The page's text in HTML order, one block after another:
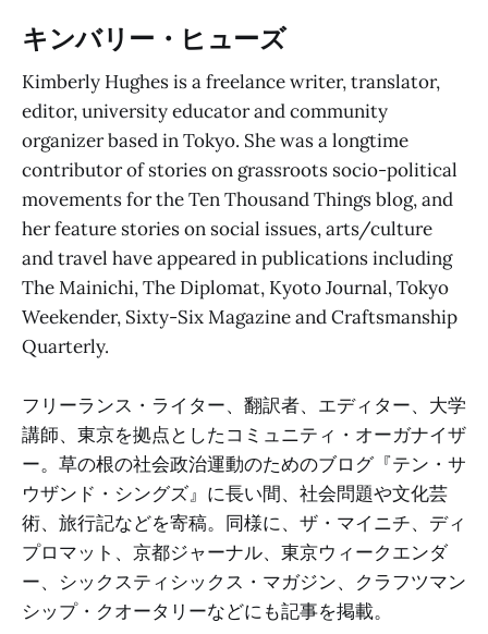
キンバリー・ヒューズ
Kimberly Hughes is a freelance writer, translator,
editor, university educator and community
organizer based in Tokyo. She was a longtime
contributor of stories on grassroots socio-political
movements for the Ten Thousand Things blog, and
her feature stories on social issues, arts/culture
and travel have appeared in publications including
The Mainichi, The Diplomat, Kyoto Journal, Tokyo
Weekender, Sixty-Six Magazine and Craftsmanship
Quarterly.
フリーランス・ライター、翻訳者、エディター、大学
講師、東京を拠点としたコミュニティ・オーガナイザ
ー。草の根の社会政治運動のためのブログ『テン・サ
ウザンド・シングズ』に長い間、社会問題や文化芸
術、旅行記などを寄稿。同様に、ザ・マイニチ、ディ
プロマット、京都ジャーナル、東京ウィークエンダ
ー、シックスティシックス・マガジン、クラフツマン
シップ・クオータリーなどにも記事を掲載。